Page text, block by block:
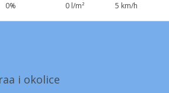
0% 0 l/m²
5 km/h
i okolice